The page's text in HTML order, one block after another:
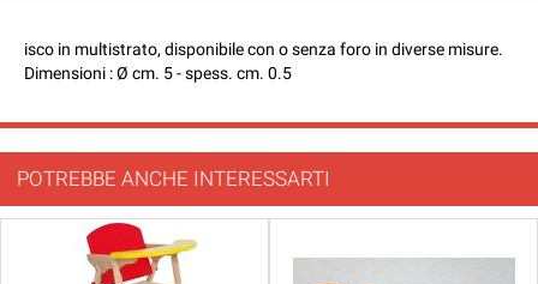
isco in multistrato, disponibile con o senza foro in diverse misure.
Dimensioni : Ø cm. 5 - spess. cm. 0.5
POTREBBE ANCHE INTERESSARTI